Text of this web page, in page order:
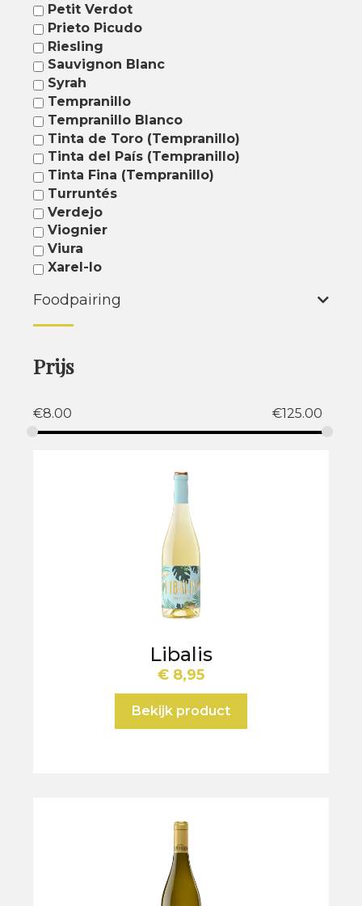
Petit Verdot
Prieto Picudo
Riesling
Sauvignon Blanc
Syrah
Tempranillo
Tempranillo Blanco
Tinta de Toro (Tempranillo)
Tinta del País (Tempranillo)
Tinta Fina (Tempranillo)
Turruntés
Verdejo
Viognier
Viura
Xarel-lo
Foodpairing
Prijs
€8.00 €125.00
Libalis
€ 8,95
Bekijk product